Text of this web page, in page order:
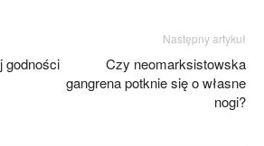
godności
Następny artykuł
Czy neomarksistowska
gangrena potknie się o własne
nogi?